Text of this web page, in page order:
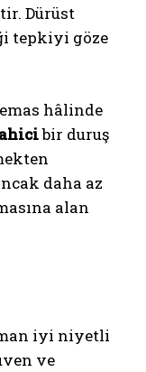
Dürüst
tepkiyi göze
hâlinde
bir duruş
daha az
alan
iyi niyetli
ve